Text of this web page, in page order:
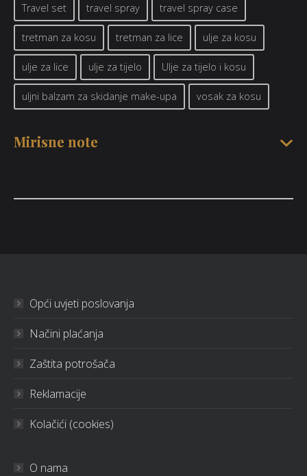
Travel set travel spray travel spray case
tretman za kosu tretman za lice ulje za kosu
ulje za lice ulje za tijelo Ulje za tijelo i kosu
uljni balzam za skidanje make-upa vosak za kosu
Mirisne note
Opći uvjeti poslovanja
Načini plaćanja
Zaštita potrošača
Reklamacije
Kolačići (cookies)
O nama